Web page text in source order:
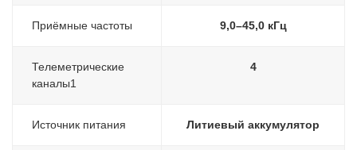
Приёмные частоты 9,0–45,0 кГц
Телеметрические
каналы1
4
Источник питания Литиевый аккумулятор